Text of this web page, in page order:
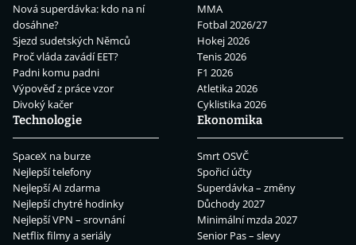
Nová superdávka: kdo na ní
dosáhne?
Sjezd sudetských Němců
Proč vláda zavádí EET?
Padni komu padni
Výpověď z práce vzor
Divoký kačer
MMA
Fotbal 2026/27
Hokej 2026
Tenis 2026
F1 2026
Atletika 2026
Cyklistika 2026
Technologie
SpaceX na burze
Nejlepší telefony
Nejlepší AI zdarma
Nejlepší chytré hodinky
Nejlepší VPN – srovnání
Netflix filmy a seriály
Ekonomika
Smrt OSVČ
Spořicí účty
Superdávka – změny
Důchody 2027
Minimální mzda 2027
Senior Pas – slevy